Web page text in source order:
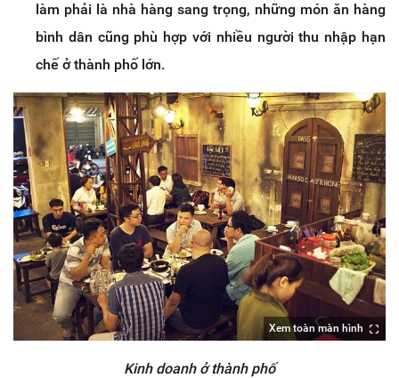
làm phải là nhà hàng sang trọng, những món ăn hàng
bình dân cũng phù hợp với nhiều người thu nhập hạn
chế ở thành phố lớn.
Xem toàn màn hình
Kinh doanh ở thành phố